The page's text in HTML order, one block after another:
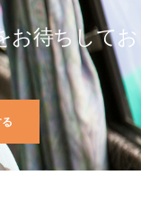
お待ちしてお